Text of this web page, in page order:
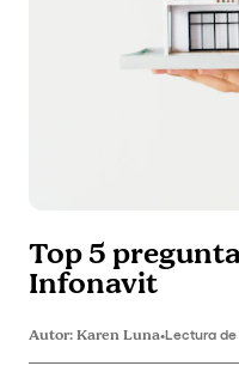
Top 5
Infonavit
Autor:Karen Luna•Lectura de